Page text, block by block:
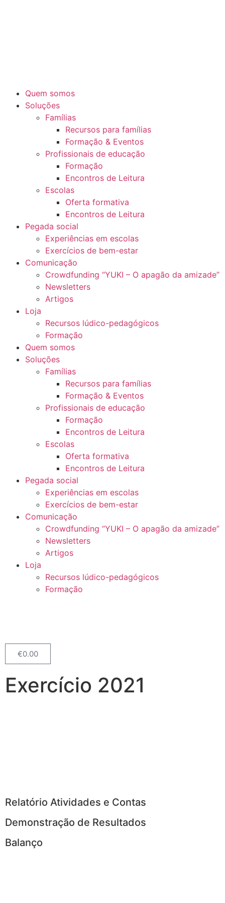
Quem somos
Soluções
Famílias
Recursos para famílias
Formação & Eventos
Profissionais de educação
Formação
Encontros de Leitura
Escolas
Oferta formativa
Encontros de Leitura
Pegada social
Experiências em escolas
Exercícios de bem-estar
Comunicação
Crowdfunding “YUKI – O apagão da amizade”
Newsletters
Artigos
Loja
Recursos lúdico-pedagógicos
Formação
Quem somos
Soluções
Famílias
Recursos para famílias
Formação & Eventos
Profissionais de educação
Formação
Encontros de Leitura
Escolas
Oferta formativa
Encontros de Leitura
Pegada social
Experiências em escolas
Exercícios de bem-estar
Comunicação
Crowdfunding “YUKI – O apagão da amizade”
Newsletters
Artigos
Loja
Recursos lúdico-pedagógicos
Formação
€0.00
Exercício 2021
Relatório Atividades e Contas
Demonstração de Resultados
Balanço